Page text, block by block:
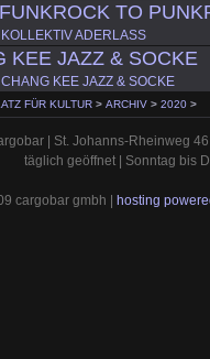
TO
KOLLEKTIV ADERLASS
KEE JAZZ & SOCKE
CHANG KEE JAZZ & SOCKE
FÜR KULTUR > ARCHIV > 2020 >
| St. Johanns-Rheinweg
täglich geöffnet | Sonntag bis
cargobar gmbh | hosting